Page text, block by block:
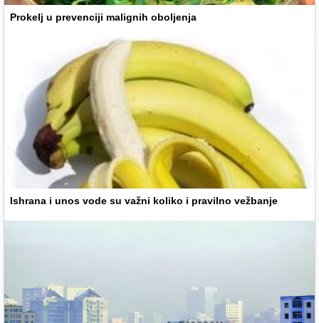
Prokelj u prevenciji malignih oboljenja
Ishrana i unos vode su važni koliko i pravilno vežbanje